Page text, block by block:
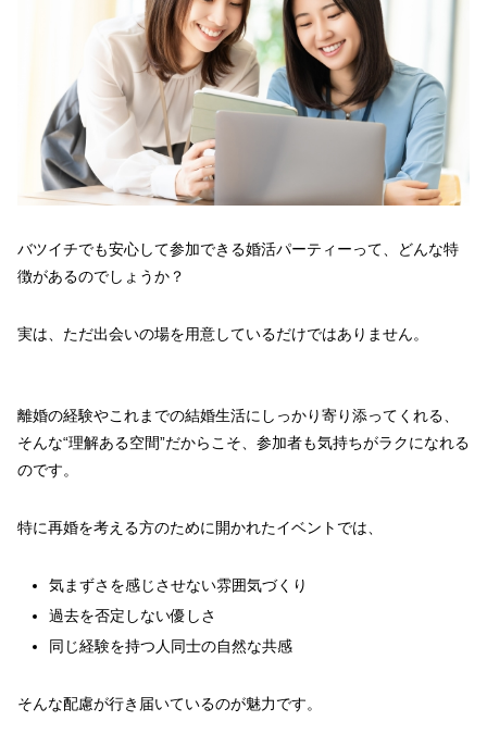
バツイチでも安心して参加できる婚活パーティーって、どんな特
徴があるのでしょうか？
実は、ただ出会いの場を用意しているだけではありません。
離婚の経験やこれまでの結婚生活にしっかり寄り添ってくれる、
そんな“理解ある空間”だからこそ、参加者も気持ちがラクになれる
のです。
特に再婚を考える方のために開かれたイベントでは、
気まずさを感じさせない雰囲気づくり
過去を否定しない優しさ
同じ経験を持つ人同士の自然な共感
そんな配慮が行き届いているのが魅力です。